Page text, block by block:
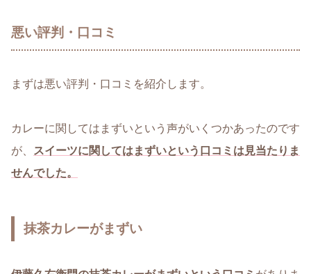
悪い評判・口コミ
まずは悪い評判・口コミを紹介します。
カレーに関してはまずいという声がいくつかあったのです
が、
スイーツに関してはまずいという口コミは見当たりま
せんでした。
抹茶カレーがまずい